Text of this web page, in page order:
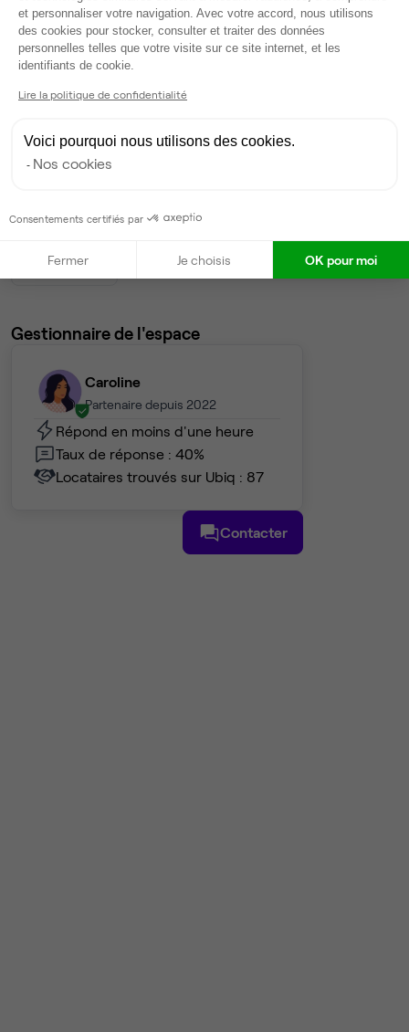
Bureau privé• 8ème étage
8 postes • 34 m²
4 784 €
Dispo
Bureau privé • 9ème étage
Voir tout
Gestionnaire de l'espace
Caroline
Partenaire depuis 2022
Répond en moins d'une heure
Taux de réponse : 40%
Locataires trouvés sur Ubiq : 87
Contacter
et personnaliser votre navigation. Avec votre accord, nous utilisons
des cookies pour stocker, consulter et traiter des données
personnelles telles que votre visite sur ce site internet, et les
identifiants de cookie.
Lire la politique de confidentialité
Voici pourquoi nous utilisons des cookies.
Nos cookies
Consentements certifiés par
Fermer Je choisis OK pour moi